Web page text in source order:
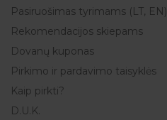
Pasiruošimas tyrimams (LT, EN)
Rekomendacijos skiepams
Dovanų kuponas
Pirkimo ir pardavimo taisyklės
Kaip pirkti?
D.U.K.